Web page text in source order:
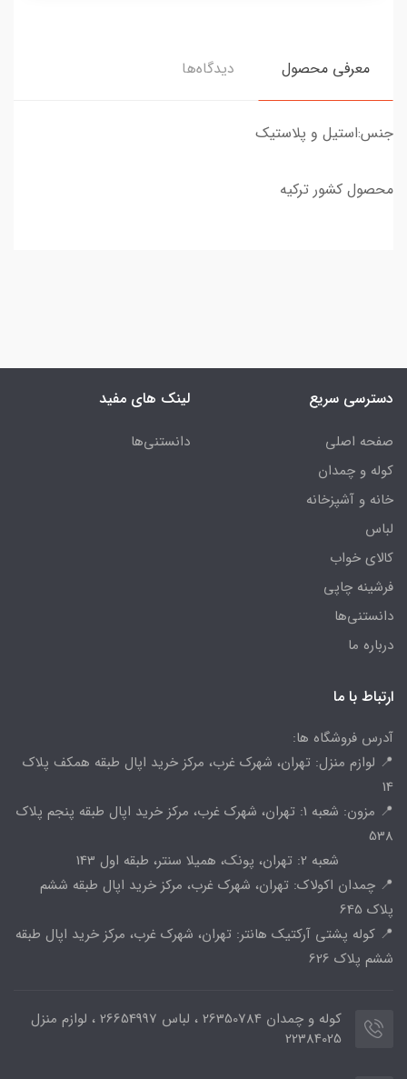
معرفی محصول دیدگاه‌ها
جنس:استیل و پلاستیک
محصول کشور ترکیه
دسترسی سریع
صفحه اصلی
کوله و چمدان
خانه و آشپزخانه
لباس
کالای خواب
فرشینه چاپی
دانستنی‌ها
درباره ما
لینک های مفید
دانستنی‌ها
ارتباط با ما
آدرس فروشگاه ها:
📍 لوازم منزل: تهران، شهرک غرب، مرکز خرید اپال طبقه همکف پلاک
14
📍 مزون: شعبه 1: تهران، شهرک غرب، مرکز خرید اپال طبقه پنجم پلاک
538
شعبه 2: تهران، پونک، همیلا سنتر، طبقه اول 143
📍 چمدان اکولاک: تهران، شهرک غرب، مرکز خرید اپال طبقه ششم
پلاک 645
📍 کوله پشتی آرکتیک هانتر: تهران، شهرک غرب، مرکز خرید اپال طبقه
ششم پلاک 626
کوله و چمدان 26350784 ، لباس 26654997 ، لوازم منزل
22384025